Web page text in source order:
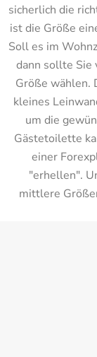
sicherlich die
ist die Größe
Soll es im
dann sollte Sie
Größe wählen.
kleines
um die
Gästetoilette
einer
"erhellen".
mittlere